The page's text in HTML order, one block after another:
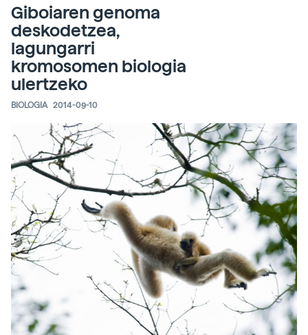
Giboiaren genoma
deskodetzea,
lagungarri
kromosomen biologia
ulertzeko
BIOLOGIA 2014-09-10